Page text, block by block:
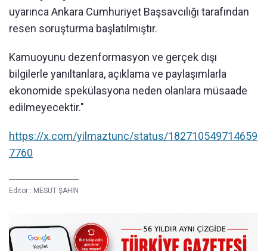
uyarınca Ankara Cumhuriyet Başsavcılığı tarafından
resen soruşturma başlatılmıştır.
Kamuoyunu dezenformasyon ve gerçek dışı
bilgilerle yanıltanlara, açıklama ve paylaşımlarla
ekonomide spekülasyona neden olanlara müsaade
edilmeyecektir."
https://x.com/yilmaztunc/status/182710549714659
7760
Editör : MESUT ŞAHİN